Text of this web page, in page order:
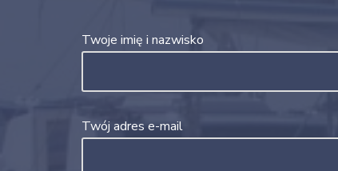
Twoje imię i nazwisko
Twój adres e-mail